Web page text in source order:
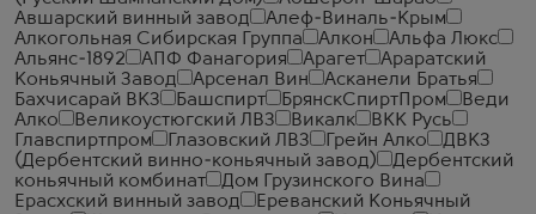
Авшарский винный завод
Алеф-Виналь-Крым
Алкогольная Сибирская Группа
Алкон
Альфа Люкс
Альянс-1892
АПФ Фанагория Арагет
Араратский
Коньячный Завод
Арсенал Вин
Асканели Братья
Бахчисарай ВКЗ
Башспирт БрянскСпиртПром
Веди
Алко
Великоустюгский ЛВЗ Викалк
ВКК Русь
Главспиртпром
Глазовский ЛВЗ Грейн Алко
ДВКЗ
(Дербентский винно-коньячный завод)
Дербентский
коньячный комбинат
Дом Грузинского Вина
Ерасхский винный завод
Ереванский Коньячный